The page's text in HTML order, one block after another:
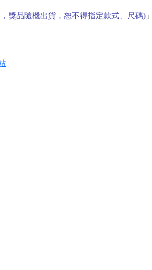
獎品隨機出貨，恕不得指定款式、尺碼)」